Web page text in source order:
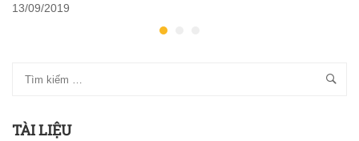
13/09/2019
TÀI LIỆU